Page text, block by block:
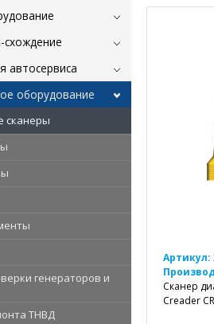
схождение
автосервиса
оборудование
сканеры
генераторов и
ТНВД
Артикул:
Сканер
Creader